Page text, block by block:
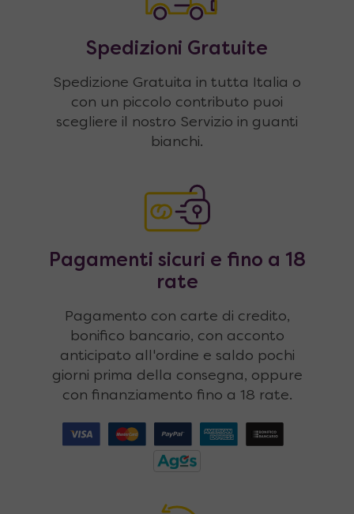
Spedizioni Gratuite
Spedizione Gratuita in tutta Italia o
con un piccolo contributo puoi
scegliere il nostro Servizio in guanti
bianchi.
Pagamenti sicuri e fino a 18
rate
Pagamento con carte di credito,
bonifico bancario, con acconto
anticipato all'ordine e saldo pochi
giorni prima della consegna, oppure
con finanziamento fino a 18 rate.